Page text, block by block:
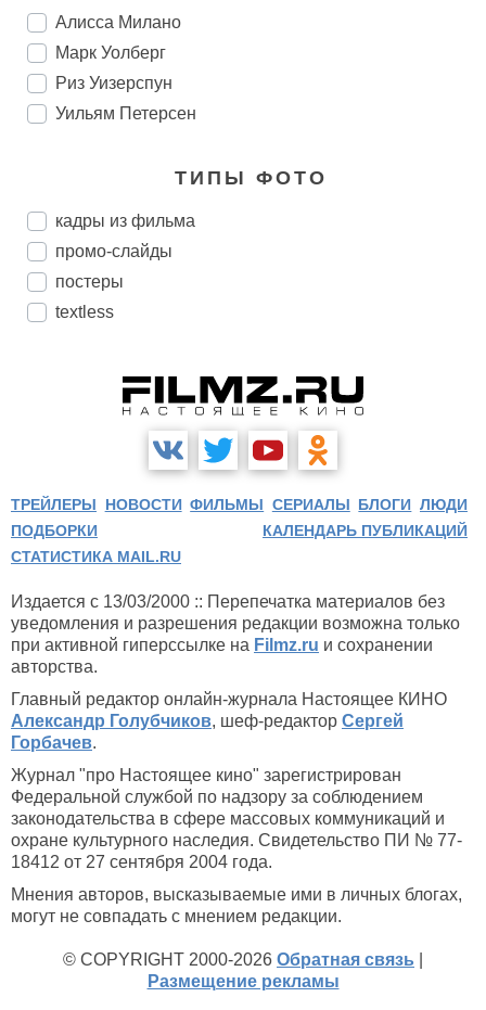
Алисса Милано
Марк Уолберг
Риз Уизерспун
Уильям Петерсен
ТИПЫ ФОТО
кадры из фильма
промо-слайды
постеры
textless
ТРЕЙЛЕРЫ НОВОСТИ ФИЛЬМЫ СЕРИАЛЫ БЛОГИ ЛЮДИ
ПОДБОРКИ
КАЛЕНДАРЬ ПУБЛИКАЦИЙ
СТАТИСТИКА MAIL.RU
Издается с 13/03/2000 :: Перепечатка материалов без
уведомления и разрешения редакции возможна только
при активной гиперссылке на Filmz.ru и сохранении
авторства.
Главный редактор онлайн-журнала Настоящее КИНО
Александр Голубчиков, шеф-редактор Сергей
Горбачев.
Журнал "про Настоящее кино" зарегистрирован
Федеральной службой по надзору за соблюдением
законодательства в сфере массовых коммуникаций и
охране культурного наследия. Свидетельство ПИ № 77-
18412 от 27 сентября 2004 года.
Мнения авторов, высказываемые ими в личных блогах,
могут не совпадать с мнением редакции.
© COPYRIGHT 2000-2026 Обратная связь
Размещение рекламы